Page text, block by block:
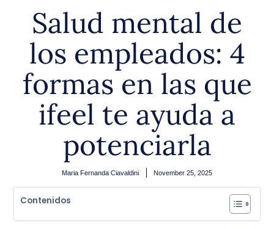
Salud mental de
los empleados: 4
formas en las que
ifeel te ayuda a
potenciarla
Maria Fernanda Ciavaldini November 25, 2025
Contenidos